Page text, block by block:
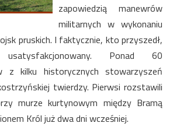
zapowiedzią manewrów
militarnych w wykonaniu
pruskich. I faktycznie, kto przyszedł,
Ponad 60
z kilku historycznych stowarzyszeń
twierdzy. Pierwsi rozstawili
murze kurtynowym między Bramą
Król już dwa dni wcześniej.